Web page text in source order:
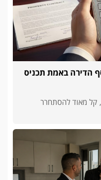
הדירה באמת תכניס
קל מאוד להסתחרר